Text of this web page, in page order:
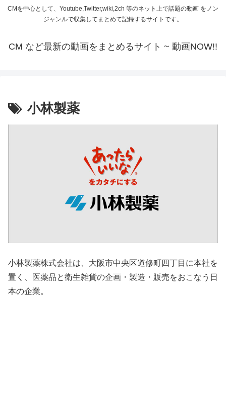
CMを中心として、Youtube,Twitter,wiki,2ch 等のネット上で話題の動画 をノン
ジャンルで収集してまとめて記録するサイトです。
CM など最新の動画をまとめるサイト ~ 動画NOW!!
小林製薬
小林製薬株式会社は、大阪市中央区道修町四丁目に本社を
置く、医薬品と衛生雑貨の企画・製造・販売をおこなう日
本の企業。